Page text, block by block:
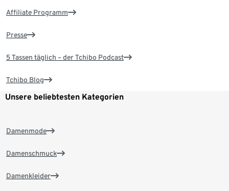
Affiliate Programm
Presse
5 Tassen täglich – der Tchibo Podcast
Tchibo Blog
Unsere beliebtesten Kategorien
Damenmode
Damenschmuck
Damenkleider